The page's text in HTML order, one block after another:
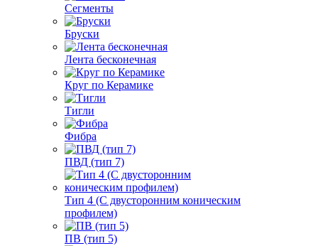
Сегменты
Бруски
Лента бесконечная
Круг по Керамике
Тигли
Фибра
ПВД (тип 7)
Тип 4 (С двусторонним коническим
профилем)
ПВ (тип 5)